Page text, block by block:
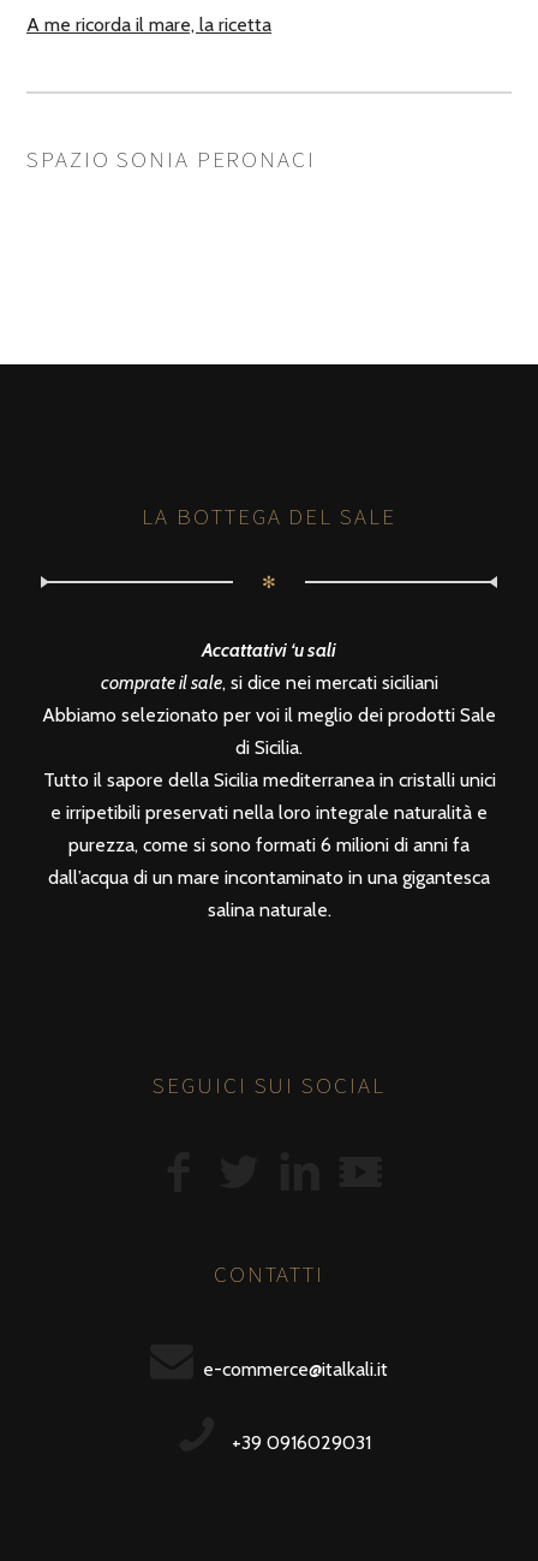
A me ricorda il mare, la ricetta
SPAZIO SONIA PERONACI
LA BOTTEGA DEL SALE
✻
Accattativi ‘u sali
comprate il sale, si dice nei mercati siciliani
Abbiamo selezionato per voi il meglio dei prodotti Sale
di Sicilia.
Tutto il sapore della Sicilia mediterranea in cristalli unici
e irripetibili preservati nella loro integrale naturalità e
purezza, come si sono formati 6 milioni di anni fa
dall’acqua di un mare incontaminato in una gigantesca
salina naturale.
SEGUICI SUI SOCIAL
CONTATTI
e-commerce@italkali.it
+39 0916029031